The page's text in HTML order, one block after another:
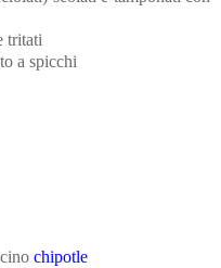
tritati
a spicchi
chipotle